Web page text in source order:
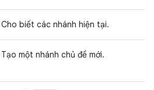
Cho biết các nhánh hiện tại.
Tạo một nhánh chủ đề mới.